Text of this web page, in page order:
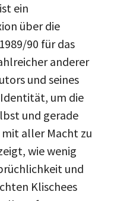
ein
über die
90 für das
anderer
und seines
um die
und gerade
aller Macht zu
wie wenig
und
Klischees